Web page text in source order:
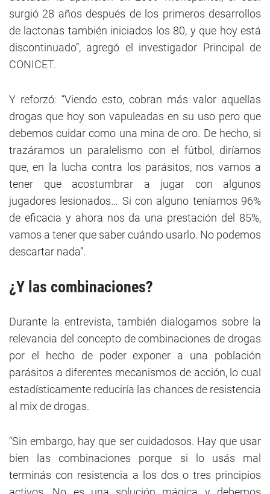
surgió 28 años después de los primeros desarrollos
de lactonas también iniciados los 80, y que hoy está
discontinuado”, agregó el investigador Principal de
CONICET.
Y reforzó: “Viendo esto, cobran más valor aquellas
drogas que hoy son vapuleadas en su uso pero que
debemos cuidar como una mina de oro. De hecho, si
trazáramos un paralelismo con el fútbol, diríamos
que, en la lucha contra los parásitos, nos vamos a
tener que acostumbrar a jugar con algunos
jugadores lesionados… Si con alguno teníamos 96%
de eficacia y ahora nos da una prestación del 85%,
vamos a tener que saber cuándo usarlo. No podemos
descartar nada”.
¿Y las combinaciones?
Durante la entrevista, también dialogamos sobre la
relevancia del concepto de combinaciones de drogas
por el hecho de poder exponer a una población
parásitos a diferentes mecanismos de acción, lo cual
estadísticamente reduciría las chances de resistencia
al mix de drogas.
“Sin embargo, hay que ser cuidadosos. Hay que usar
bien las combinaciones porque si lo usás mal
terminás con resistencia a los dos o tres principios